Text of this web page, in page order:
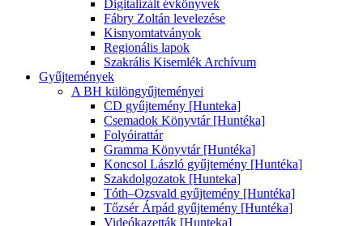
Digitalizált évkönyvek
Fábry Zoltán levelezése
Kisnyomtatványok
Regionális lapok
Szakrális Kisemlék Archívum
Gyűjtemények
A BH különgyűjteményei
CD gyűjtemény [Hunteka]
Csemadok Könyvtár [Huntéka]
Folyóirattár
Gramma Könyvtár [Huntéka]
Koncsol László gyűjtemény [Huntéka]
Szakdolgozatok [Hunteka]
Tóth–Ozsvald gyűjtemény [Huntéka]
Tőzsér Árpád gyűjtemény [Huntéka]
Videókazetták [Hunteka]